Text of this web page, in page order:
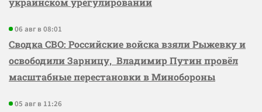
06 авг в 08:01
Сводка СВО: Российские войска взяли Рыжевку и
освободили Зарницу, Владимир Путин провёл
масштабные перестановки в Минобороны
05 авг в 11:26